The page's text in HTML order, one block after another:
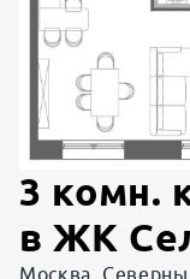
3 комн.
вЖК
Москва,